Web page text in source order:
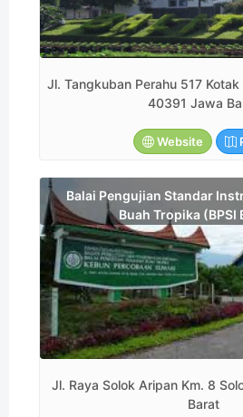
Jl. Tangkuban Perahu 517
40391 Jawa
Website
Balai Pengujian Standar
Buah Tropika (BPSI
Jl. Raya Solok Aripan Km. 8
Barat